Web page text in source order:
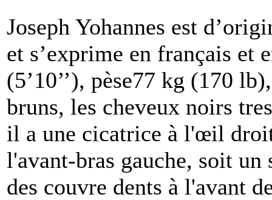
Joseph Yohannes est
et s’exprime en français et
(5’10’’), pèse77 kg (170
bruns, les cheveux noirs
il a une cicatrice à l'œil
l'avant-bras gauche, soit
des couvre dents à l'avant